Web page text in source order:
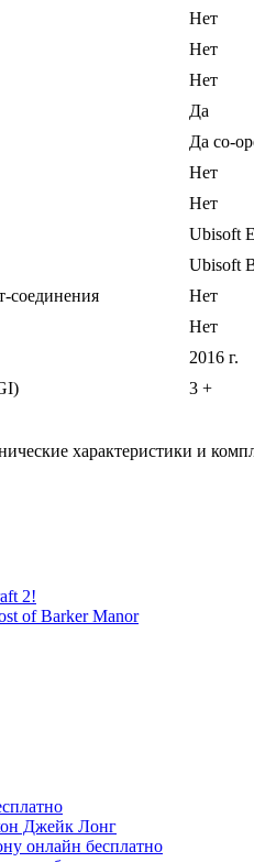
Нет
Нет
Нет
Да
Да co-
Нет
Нет
Ubisoft
Ubisoft
соединения
Нет
Нет
2016 г.
3 +
характеристики и
2!
of Barker Manor
Джейк Лонг
онлайн бесплатно